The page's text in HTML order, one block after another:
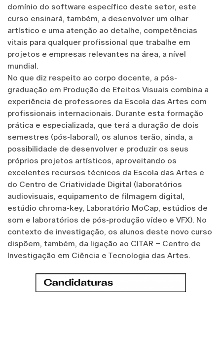
domínio do software específico deste setor, este
curso ensinará, também, a desenvolver um olhar
artístico e uma atenção ao detalhe, competências
vitais para qualquer profissional que trabalhe em
projetos e empresas relevantes na área, a nível
mundial.
No que diz respeito ao corpo docente, a pós-
graduação em Produção de Efeitos Visuais combina a
experiência de professores da Escola das Artes com
profissionais internacionais. Durante esta formação
prática e especializada, que terá a duração de dois
semestres (pós-laboral), os alunos terão, ainda, a
possibilidade de desenvolver e produzir os seus
próprios projetos artísticos, aproveitando os
excelentes recursos técnicos da Escola das Artes e
do Centro de Criatividade Digital (laboratórios
audiovisuais, equipamento de filmagem digital,
estúdio chroma-key, Laboratório MoCap, estúdios de
som e laboratórios de pós-produção vídeo e VFX). No
contexto de investigação, os alunos deste novo curso
dispõem, também, da ligação ao CITAR – Centro de
Investigação em Ciência e Tecnologia das Artes.